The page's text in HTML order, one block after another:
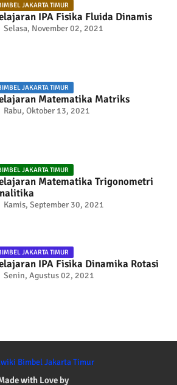
JAKARTA TIMUR
IPA Fisika Fluida Dinamis
Selasa, November 02, 2021
JAKARTA TIMUR
Matematika Matriks
Rabu, Oktober 13, 2021
JAKARTA TIMUR
Matematika Trigonometri
Kamis, September 30, 2021
JAKARTA TIMUR
IPA Fisika Dinamika Rotasi
Senin, Agustus 02, 2021
with Love by